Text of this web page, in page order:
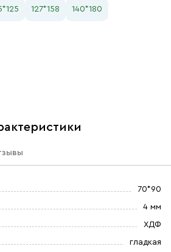
127*158 140*180
70*90
4 мм
ХДФ
гладкая